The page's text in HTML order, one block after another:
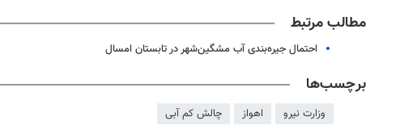
مطالب مرتبط
احتمال جیره‌بندی آب مشگین‌شهر در تابستان امسال
برچسب‌ها
وزارت نیرو اهواز چالش کم آبی